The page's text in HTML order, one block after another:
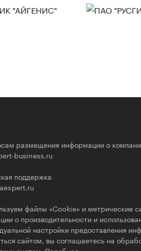
размещения информации о
business.ru
поддержка
файлы «Cookie» и метрические
о производительности и
настройки предоставления
сайтом, вы соглашаетесь на